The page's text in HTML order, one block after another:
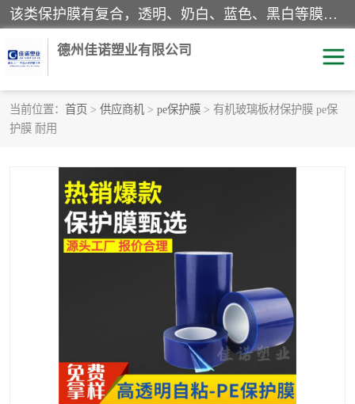
该类保护膜有复合，透明、奶白、蓝色、黑白等膜型。特高粘，高粘，中高粘，中粘，中低粘，低粘等。对于不同的粘力要求有相应的产品相适配。无胶渍残留污染。在较宽的收卷幅度下平整无皱纹，收卷长度大，利于机械化及自动化施工粘贴。为您的产品提供的表面保护解决方案。 产品广泛适用于：铝材、不锈钢、金属、塑料、电子、家电、家具、玻璃、化工材料、装饰材料等。
德州佳诺塑业有限公司
当前位置： 首页 > 供应商机 > pe保护膜 > 有机玻璃板材保护膜 pe保
护膜 耐用
pe保护膜
地毯保护膜
拉伸缠绕膜
黑白保护膜 乳白保护膜
纯黑保护膜
彩钢板保护膜
不绣钢板保护膜 两边上胶保护膜